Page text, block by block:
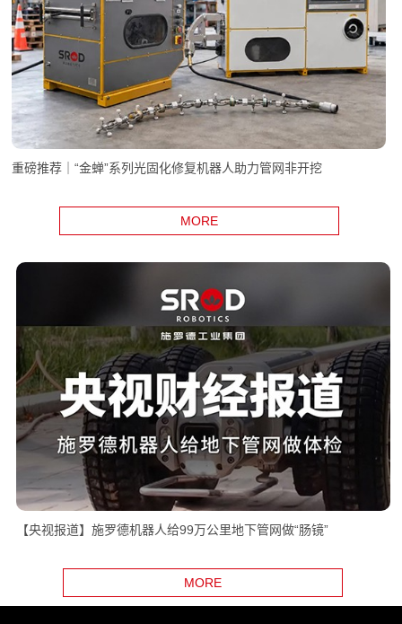
重磅推荐｜“金蝉”系列光固化修复机器人助力管网非开挖
MORE
【央视报道】施罗德机器人给99万公里地下管网做“肠镜”
MORE